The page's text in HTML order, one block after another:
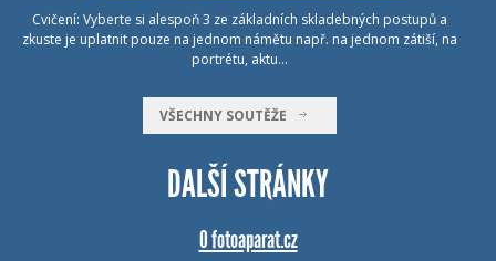
Cvičení: Vyberte si alespoň 3 ze základních skladebných postupů a
zkuste je uplatnit pouze na jednom námětu např. na jednom zátiší, na
portrétu, aktu…
VŠECHNY SOUTĚŽE
DALŠÍ STRÁNKY
O fotoaparat.cz